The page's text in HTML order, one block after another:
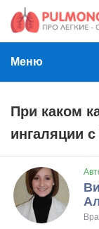
Меню
При каком
ингаляции